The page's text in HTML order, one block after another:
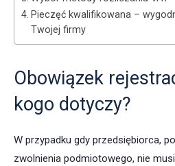
Pieczęć kwalifikowana –
Twojej firmy
Obowiązek
kogo dotyczy?
W przypadku gdy przedsiębiorca,
zwolnienia podmiotowego, nie